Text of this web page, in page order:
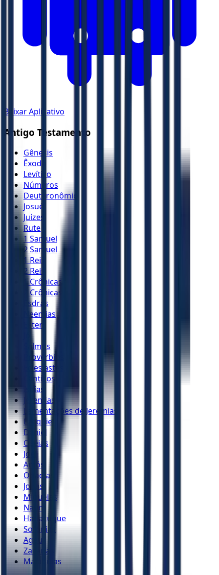
Baixar Aplicativo
Antigo Testamento
Gênesis
Êxodo
Levítico
Números
Deuteronômio
Josué
Juízes
Rute
1 Samuel
2 Samuel
1 Reis
2 Reis
1 Crônicas
2 Crônicas
Esdras
Neemias
Ester
Salmos
Provérbios
Eclesiastes
Cânticos
Isaías
Jeremias
Lamentações de Jeremias
Ezequiel
Daniel
Oséias
Joel
Amós
Obadias
Jonas
Miquéias
Naum
Habacuque
Sofonias
Ageu
Zacarias
Malaquias